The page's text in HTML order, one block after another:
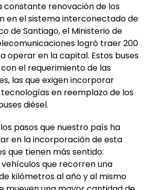
constante renovación de los
en el sistema interconectado de
de Santiago, el Ministerio de
logró traer 200
operar en la capital. Estos buses
el requerimiento de las
las que exigen incorporar
tecnologías en reemplazo de los
diésel.
pasos que nuestro país ha
en la incorporación de esta
que tienen más sentido:
que recorren una
kilómetros al año y al mismo